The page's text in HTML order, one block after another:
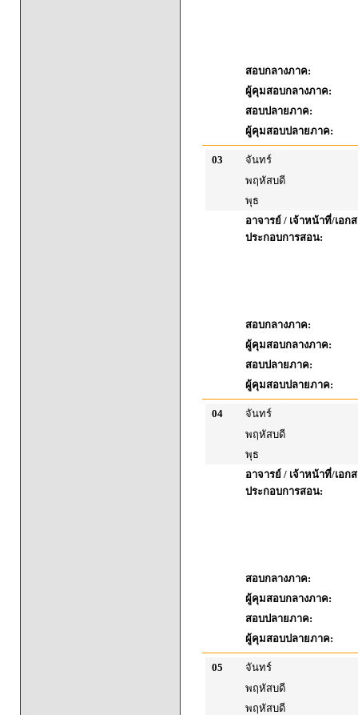
สอบกลางภาค:
ผู้คุมสอบกลางภาค:
สอบปลายภาค:
ผู้คุมสอบปลายภาค:
03
จันทร์
พฤหัสบดี
พุธ
อาจารย์ / เจ้าหน้าที่/เอก
ประกอบการสอน:
สอบกลางภาค:
ผู้คุมสอบกลางภาค:
สอบปลายภาค:
ผู้คุมสอบปลายภาค:
04
จันทร์
พฤหัสบดี
พุธ
อาจารย์ / เจ้าหน้าที่/เอก
ประกอบการสอน:
สอบกลางภาค:
ผู้คุมสอบกลางภาค:
สอบปลายภาค:
ผู้คุมสอบปลายภาค:
05
จันทร์
พฤหัสบดี
พฤหัสบดี